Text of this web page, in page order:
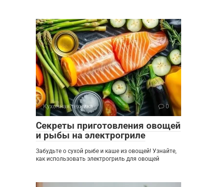
Кухонная техника 0
Секреты приготовления овощей
и рыбы на электрогриле
Забудьте о сухой рыбе и каше из овощей! Узнайте,
как использовать электрогриль для овощей